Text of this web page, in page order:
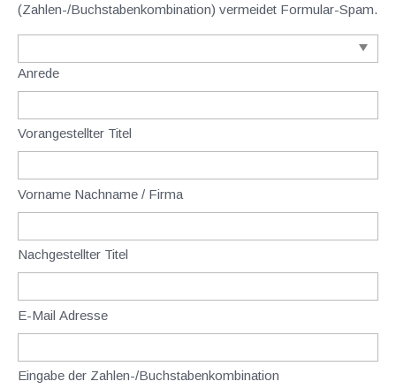
(Zahlen-/Buchstabenkombination) vermeidet Formular-Spam.
Anrede
Vorangestellter Titel
Vorname Nachname / Firma
Nachgestellter Titel
E-Mail Adresse
Eingabe der Zahlen-/Buchstabenkombination